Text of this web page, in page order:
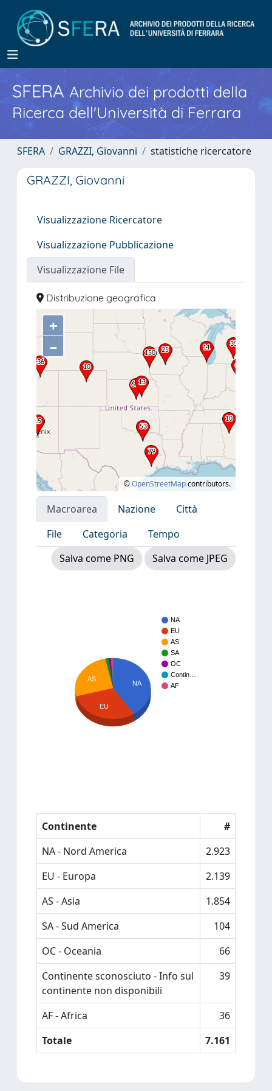
SFERA Archivio dei prodotti della
Ricerca dell'Università di Ferrara
SFERA GRAZZI, Giovanni statistiche ricercatore
GRAZZI, Giovanni
Visualizzazione Ricercatore
Visualizzazione Pubblicazione
Visualizzazione File
Distribuzione geografica
+
–
©OpenStreetMapcontributors.
Macroarea Nazione
Città
File
Categoria
Tempo
Salva come PNG
Salva come JPEG
NA
EU
AS
SA
OC
Contin…
AF
NA
AS
EU
Continente
#
NA - Nord America
2.923
EU - Europa
2.139
AS - Asia
1.854
SA - Sud America
104
OC - Oceania
66
Continente sconosciuto - Info sul
continente non disponibili
39
AF - Africa
36
Totale
7.161